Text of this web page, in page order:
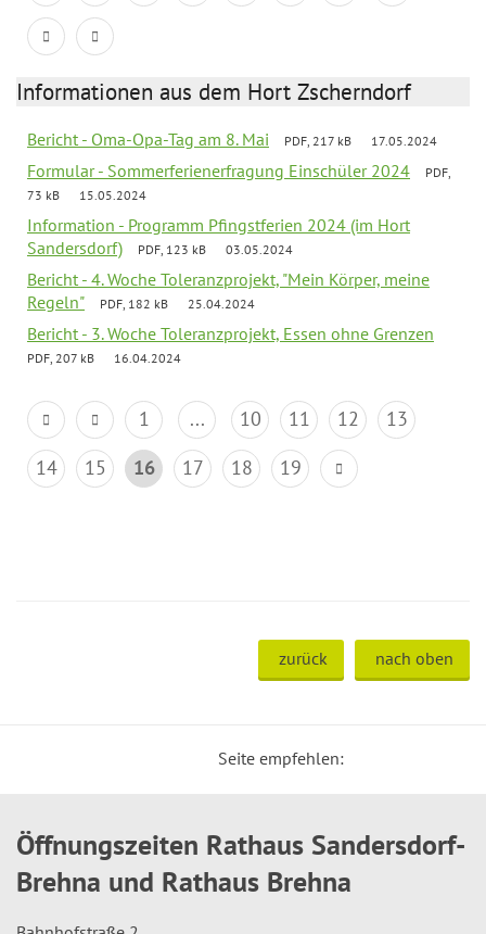
Informationen aus dem Hort Zscherndorf
Bericht - Oma-Opa-Tag am 8. Mai PDF, 217 kB 17.05.2024
Formular - Sommerferienerfragung Einschüler 2024
PDF,
73 kB
15.05.2024
Information - Programm Pfingstferien 2024 (im Hort
Sandersdorf)
PDF, 123 kB 03.05.2024
Bericht - 4. Woche Toleranzprojekt, "Mein Körper, meine
Regeln"
PDF, 182 kB 25.04.2024
Bericht - 3. Woche Toleranzprojekt, Essen ohne Grenzen
PDF, 207 kB 16.04.2024
1 ... 10 11 12
13
14
15 16 17 18 19
zurück nach oben
Seite empfehlen:
Öffnungszeiten Rathaus Sandersdorf-
Brehna und Rathaus Brehna